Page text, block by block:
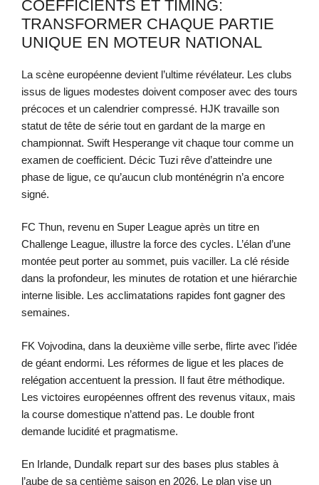
COEFFICIENTS ET TIMING:
TRANSFORMER CHAQUE PARTIE
UNIQUE EN MOTEUR NATIONAL
La scène européenne devient l’ultime révélateur. Les clubs
issus de ligues modestes doivent composer avec des tours
précoces et un calendrier compressé. HJK travaille son
statut de tête de série tout en gardant de la marge en
championnat. Swift Hesperange vit chaque tour comme un
examen de coefficient. Décic Tuzi rêve d’atteindre une
phase de ligue, ce qu’aucun club monténégrin n’a encore
signé.
FC Thun, revenu en Super League après un titre en
Challenge League, illustre la force des cycles. L’élan d’une
montée peut porter au sommet, puis vaciller. La clé réside
dans la profondeur, les minutes de rotation et une hiérarchie
interne lisible. Les acclimatations rapides font gagner des
semaines.
FK Vojvodina, dans la deuxième ville serbe, flirte avec l’idée
de géant endormi. Les réformes de ligue et les places de
relégation accentuent la pression. Il faut être méthodique.
Les victoires européennes offrent des revenus vitaux, mais
la course domestique n’attend pas. Le double front
demande lucidité et pragmatisme.
En Irlande, Dundalk repart sur des bases plus stables à
l’aube de sa centième saison en 2026. Le plan vise un